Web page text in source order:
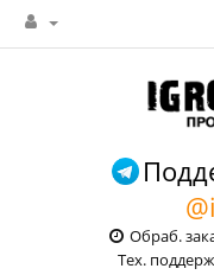
Обраб.
Тех.